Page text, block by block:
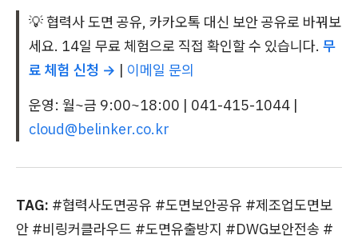
💡 협력사 도면 공유, 카카오톡 대신 보안 공유로 바꿔보
세요. 14일 무료 체험으로 직접 확인할 수 있습니다. 무
료 체험 신청 → | 이메일 문의
운영: 월~금 9:00~18:00 | 041-415-1044 |
cloud@belinker.co.kr
TAG: #협력사도면공유 #도면보안공유 #제조업도면보
안 #비링커클라우드 #도면유출방지 #DWG보안전송 #